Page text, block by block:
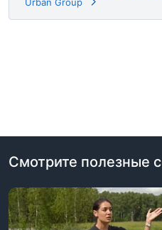
Urban Group
Смотрите полезные